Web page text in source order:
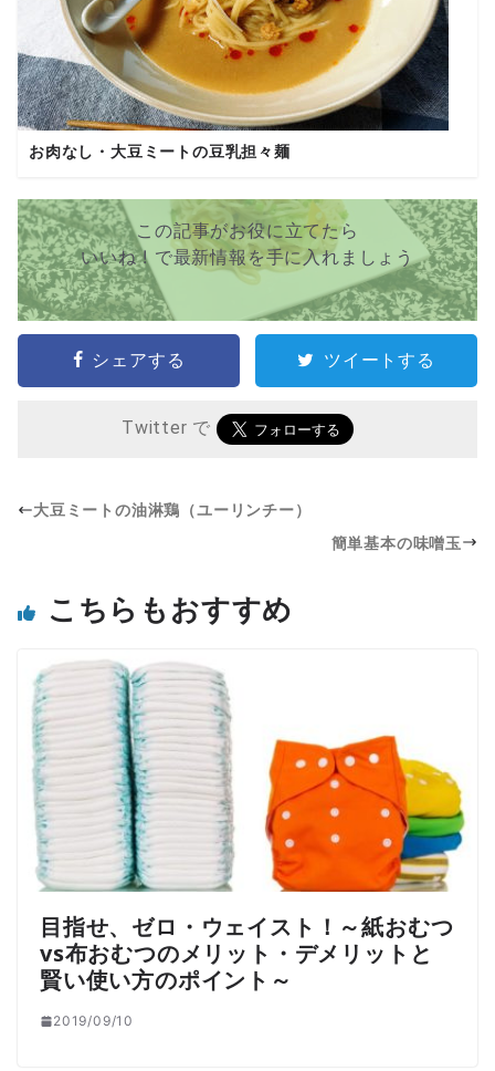
お肉なし・大豆ミートの豆乳担々麺
この記事がお役に立てたら
いいね ! で最新情報を手に入れましょう
シェアする ツイートする
Twitter で
大豆ミートの油淋鶏（ユーリンチー）
簡単基本の味噌玉
こちらもおすすめ
目指せ、ゼロ・ウェイスト！～紙おむつ
vs布おむつのメリット・デメリットと
賢い使い方のポイント～
2019/09/10